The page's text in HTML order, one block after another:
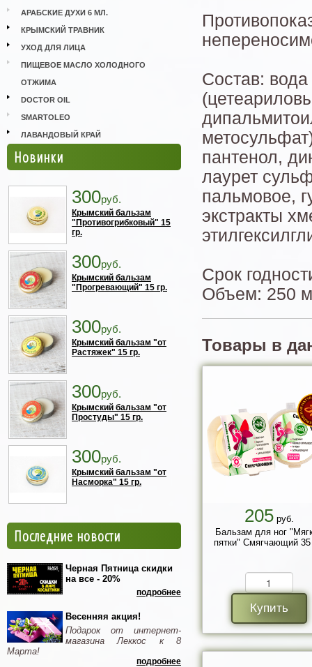
АРАБСКИЕ ДУХИ 6 МЛ.
КРЫМСКИЙ ТРАВНИК
УХОД ДЛЯ ЛИЦА
ПИЩЕВОЕ МАСЛО ХОЛОДНОГО
ОТЖИМА
DOCTOR OIL
SMARTOLEO
ЛАВАНДОВЫЙ КРАЙ
Новинки
300руб.
Крымский бальзам
"Противогрибковый" 15
гр.
300руб.
Крымский бальзам
"Прогревающий" 15 гр.
300руб.
Крымский бальзам "от
Растяжек" 15 гр.
300руб.
Крымский бальзам "от
Простуды" 15 гр.
300руб.
Крымский бальзам "от
Насморка" 15 гр.
Последние новости
Черная Пятница скидки
на все - 20%
подробнее
Весенняя акция!
Подарок от интернет-
магазина Леккос к 8
Марта!
подробнее
Состав: вода
пантенол,
лаурет
пальмовое,
экстракты
Срок
Объем: 250
Товары в
205руб.
Бальзам для ног
пятки" Смягчающий 35
Купить